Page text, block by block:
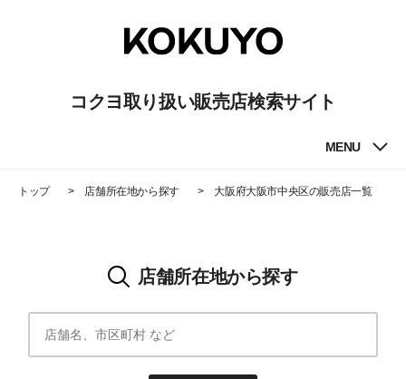
コクヨ取り扱い販売店検索サイト
MENU
トップ 店舗所在地から探す 大阪府大阪市中央区の販売店一覧
店舗所在地から探す